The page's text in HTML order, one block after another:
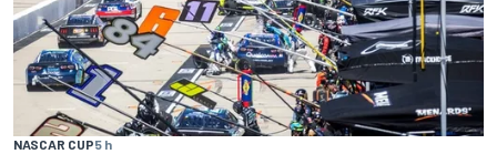
NASCAR CUP5 h